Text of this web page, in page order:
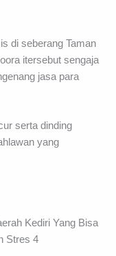
di seberang Taman
itersebut sengaja
jasa para
serta dinding
yang